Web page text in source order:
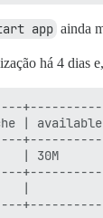
app ainda
há 4 dias
|
| 30M
|